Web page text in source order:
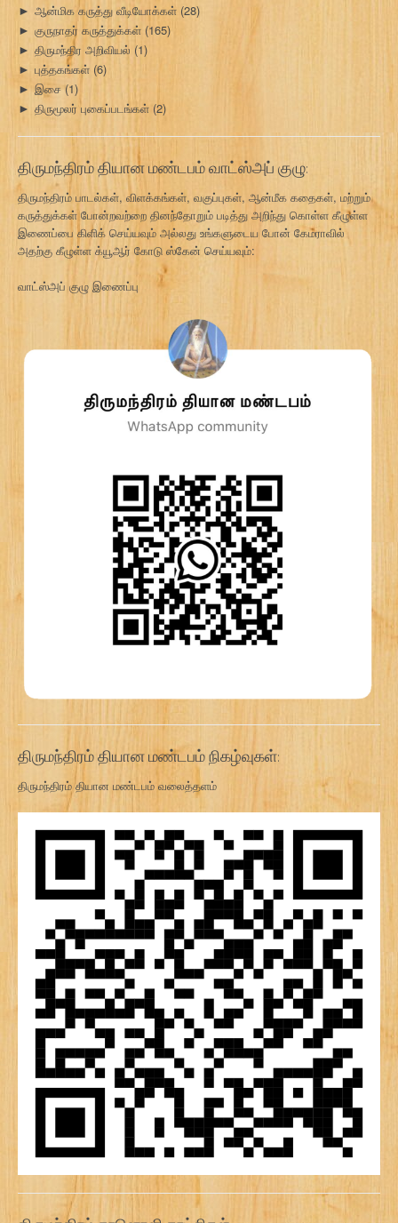
► ஆன்மிக கருத்து வீடியோக்கள் (28)
► குருநாதர் கருத்துக்கள் (165)
► திருமந்திர அறிவியல் (1)
► புத்தகங்கள் (6)
► இசை(1)
► திருமூலர் புகைப்படங்கள் (2)
திருமந்திரம் தியான மண்டபம் வாட்ஸ்அப் குழு:
திருமந்திரம் பாடல்கள், விளக்கங்கள், வகுப்புகள், ஆன்மீக கதைகள், மற்றும்
கருத்துக்கள் போன்றவற்றை தினந்தோறும் படித்து அறிந்து கொள்ள கீழுள்ள
இணைப்பை கிளிக் செய்யவும் அல்லது உங்களுடைய போன் கேமராவில்
அதற்கு கீழுள்ள க்யூஆர் கோடு ஸ்கேன் செய்யவும்:
வாட்ஸ்அப் குழு இணைப்பு
திருமந்திரம் தியான மண்டபம் நிகழ்வுகள்:
திருமந்திரம் தியான மண்டபம் வலைத்தளம்